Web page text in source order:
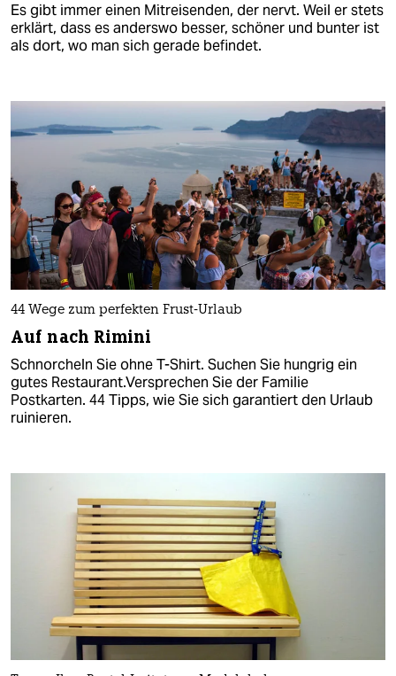
Es gibt immer einen Mitreisenden, der nervt. Weil er stets
erklärt, dass es anderswo besser, schöner und bunter ist
als dort, wo man sich gerade befindet.
44 Wege zum perfekten Frust-Urlaub
Auf nach Rimini
Schnorcheln Sie ohne T-Shirt. Suchen Sie hungrig ein
gutes Restaurant.Versprechen Sie der Familie
Postkarten. 44 Tipps, wie Sie sich garantiert den Urlaub
ruinieren.